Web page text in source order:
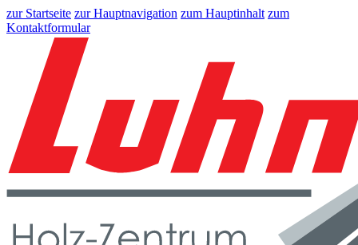
zur Startseite zur Hauptnavigation zum Hauptinhalt zum
Kontaktformular